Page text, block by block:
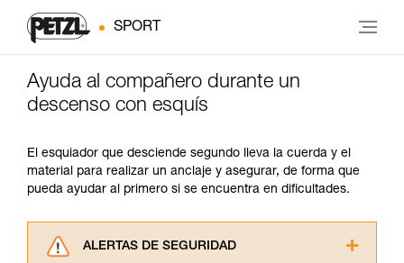
SPORT
Ayuda al compañero durante un
descenso con esquís
El esquiador que desciende segundo lleva la cuerda y el
material para realizar un anclaje y asegurar, de forma que
pueda ayudar al primero si se encuentra en dificultades.
ALERTAS DE SEGURIDAD